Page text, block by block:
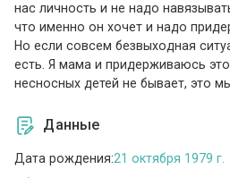
нас личность и не надо
что именно он хочет и надо
Но если совсем безвыходная
есть. Я мама и придерживаюсь
несносных детей не бывает, это
Данные
Дата рождения:21 октября 1979 г.